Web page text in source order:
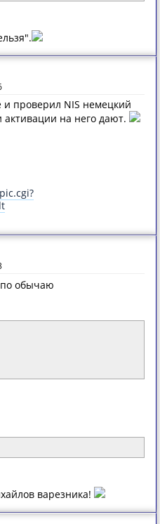
и проверил NIS немецкий
активации на него дают.
обычаю
варезника!